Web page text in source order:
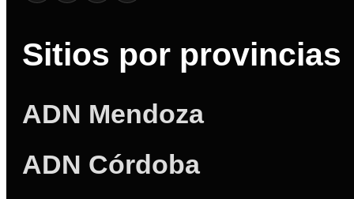
Sitios por provincias
ADN Mendoza
ADN Córdoba